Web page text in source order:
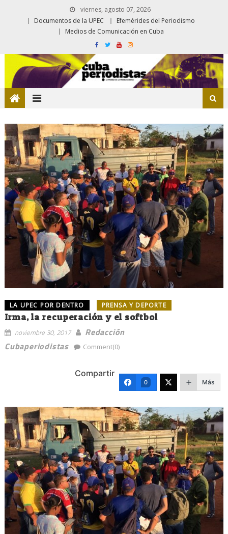
viernes, agosto 07, 2026
Documentos de la UPEC
Efemérides del Periodismo
Medios de Comunicación en Cuba
LA UPEC POR DENTRO PRENSA Y DEPORTE
Irma, la recuperación y el softbol
noviembre 30, 2017
Redacción
Cubaperiodistas
Comment(0)
Compartir
0 Más